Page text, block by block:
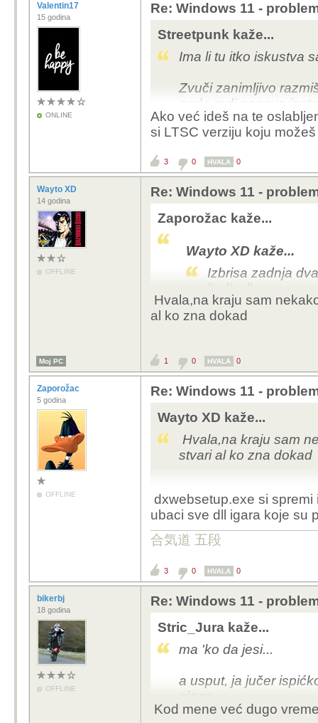
Valentin17
15 godina
ONLINE
Re: Windows 11 -
Streetpunk kaže...
Ima li tu itko iskustva
Zvuči zanimljivo
neda radi ponovo
Ako već ideš na te
si LTSC verziju koju
3 0 HVALA 0
Wayto XD
14 godina
OFFLINE
Re: Windows 11 -
Zaporožac kaže...
Wayto XD kaže...
Izbrisa zadnja
ljudi tolko sam
da bi na kraju
nazalost izbrisa
sigurnosnih
Stvarno sam
driveri zadnjih
Iako bi starije igre
ne urade.
Najbolje ti je instalirati
Hvala,na kraju sam
al ko zna dokad
Moj PC 1 0 HVALA 0
Zaporožac
5 godina
OFFLINE
Re: Windows 11 -
Wayto XD kaže...
Hvala,na kraju sam
stvari al ko zna dokad
dxwebsetup.exe si
ubaci sve dll igara koje su
合気道 五段
3 0 HVALA 0
bikerbj
18 godina
OFFLINE
Re: Windows 11 -
Stric_Jura kaže...
ma 'ko da jesi...
a usput, ja jučer
njega...
Kod mene već dugo